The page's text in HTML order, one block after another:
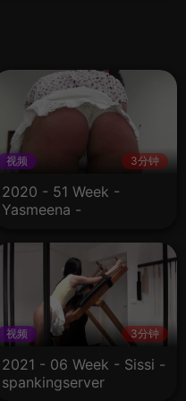
视频 3分钟
2020 - 51 Week -
Yasmeena -
视频 3分钟
2021 - 06 Week - Sissi -
spankingserver